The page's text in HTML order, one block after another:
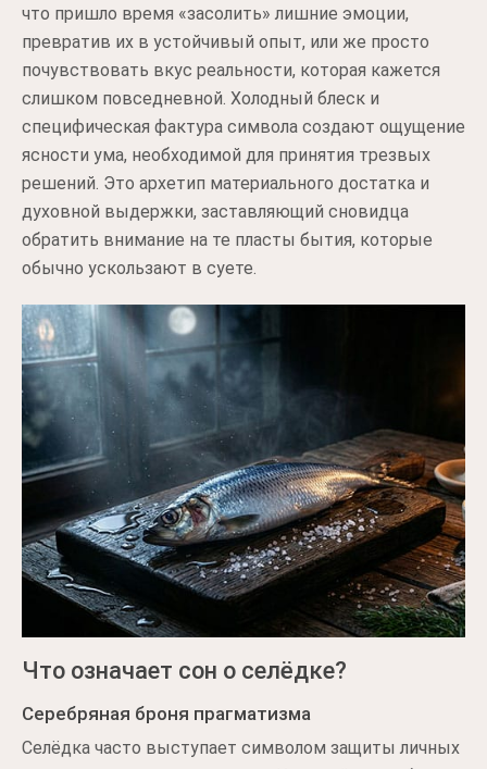
что пришло время «засолить» лишние эмоции,
превратив их в устойчивый опыт, или же просто
почувствовать вкус реальности, которая кажется
слишком повседневной. Холодный блеск и
специфическая фактура символа создают ощущение
ясности ума, необходимой для принятия трезвых
решений. Это архетип материального достатка и
духовной выдержки, заставляющий сновидца
обратить внимание на те пласты бытия, которые
обычно ускользают в суете.
Что означает сон о селёдке?
Серебряная броня прагматизма
Селёдка часто выступает символом защиты личных